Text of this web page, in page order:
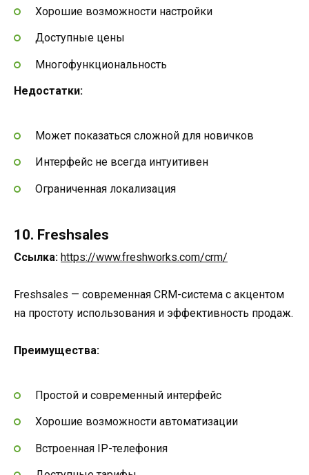
Хорошие возможности настройки
Доступные цены
Многофункциональность
Недостатки:
Может показаться сложной для новичков
Интерфейс не всегда интуитивен
Ограниченная локализация
10. Freshsales
Ссылка: https://www.freshworks.com/crm/
Freshsales — современная CRM-система с акцентом
на простоту использования и эффективность продаж.
Преимущества:
Простой и современный интерфейс
Хорошие возможности автоматизации
Встроенная IP-телефония